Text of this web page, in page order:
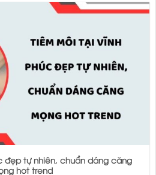
đẹp tự nhiên, chuẩn dáng căng
hot trend